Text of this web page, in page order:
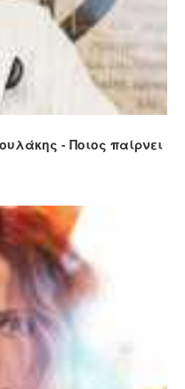
- Ποιος παίρνει